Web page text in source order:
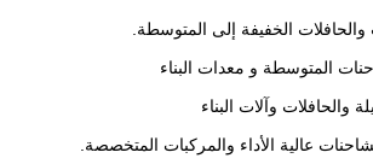
الخفيفة إلى المتوسطة.
المتوسطة و معدات البناء
والحافلات وآلات البناء
عالية الأداء والمركبات المتخصصة.